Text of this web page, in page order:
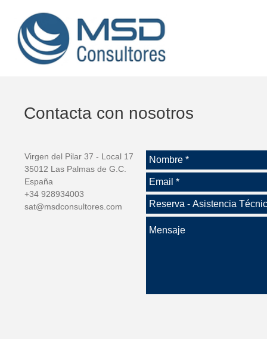
Contacta con nosotros
Virgen del Pilar 37 - Local 17
35012 Las Palmas de G.C.
España
+34 928934003
sat@msdconsultores.com